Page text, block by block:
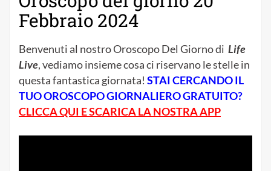
Febbraio 2024
Benvenuti al nostro Oroscopo Del Giorno di Life
Live, vediamo insieme cosa ci riservano le stelle in
questa fantastica giornata! STAI CERCANDO IL
TUO OROSCOPO GIORNALIERO GRATUITO?
CLICCA QUI E SCARICA LA NOSTRA APP